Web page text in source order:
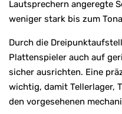
Lautsprechern angeregte
weniger stark bis zum
Durch die
Plattenspieler auch auf
sicher ausrichten. Eine
wichtig, damit Tellerlager,
den vorgesehenen